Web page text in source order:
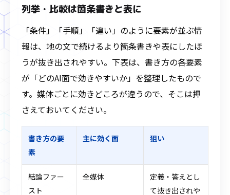
列挙・比較は箇条書きと表に
「条件」「手順」「違い」のように要素が並ぶ情
報は、地の文で続けるより箇条書きや表にしたほ
うが抜き出されやすい。下表は、書き方の各要素
が「どのAI面で効きやすいか」を整理したもので
す。媒体ごとに効きどころが違うので、そこは押
さえておいてください。
書き方の要
素
主に効く面 狙い
結論ファー
スト
全媒体
定義・答えとし
て抜き出されや